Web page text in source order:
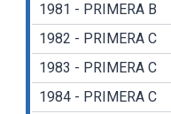
1981 - PRIMERA B
1982 - PRIMERA C
1983 - PRIMERA C
1984 - PRIMERA C